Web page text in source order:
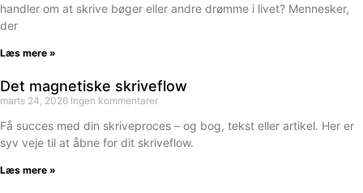
handler om at skrive bøger eller andre drømme i livet? Mennesker,
der
Læs mere »
Det magnetiske skriveflow
marts 24, 2026 Ingen kommentarer
Få succes med din skriveproces – og bog, tekst eller artikel. Her er
syv veje til at åbne for dit skriveflow.
Læs mere »